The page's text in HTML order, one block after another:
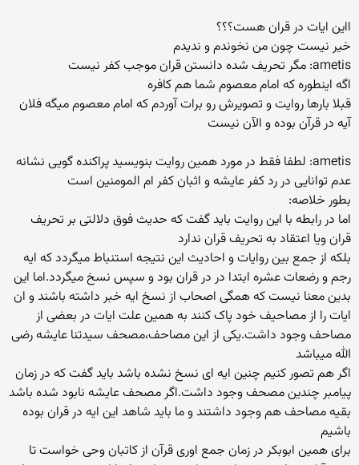
ااین ایات در قران هست؟؟؟
خیر نیست چون من نخوندم و ندیدم
ametis: مگر تحریف شده دانستن قران موجب کفر نیست
اگه اینطوره که امام معصوم شما هم کافره
قبلا بارها روایت و تصویرش رو برات آوردم که امام معصوم میگه فلان
آیه در قرآن بوده و الآن نیست
ametis: لطفا فقط در مورد همین روایت بنویسید پراکنده گویی نشانه
عدم توانایی در رد کفر عایشه و اثبان کفر ام المومنین است
بطور خلاصه:
اما در رابطه با این روایت باید گفت که حدیث فوق دلالتی بر تحریف
قران ویا اعتقاد به تحریف قران ندارد
بلکه از جمع بین روایات و احادیث این نتیجه استنباط میگردد که ایه
رجم و رضعات عشره ابتدا در در قران بود و سپس نسخ میگردد.اما این
بدین معنا نیست که همگی اصحاب از نسخ ایه خبر داشته باشند و ان
ایات را از مصاحیف خود پاک کنند به همین علت ایات در بعضی از
مصاحف وجود داشت.یکی از این مصاحف،مصحف سیدتنا عایشه رضی
الله میباشد
اگر هم تصور کنیم چنین ایه ای نسخ نشده باشد باید گفت که در زمان
پیامبر چندین مصحف وجود داشت.اگر مصحف عایشه نابود شده باشد
بقیه مصاحف هم وجود داشتند و ما باید شاهد این ایه در قران بوده
باشیم
برای همین ابوبکر در زمان جمع اوری قرآن از کاتبان وحی خواست تا